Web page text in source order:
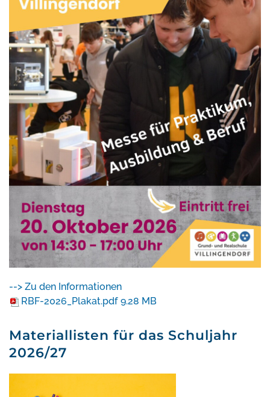
--> Zu den Informationen
RBF-2026_Plakat.pdf 9.28 MB
Materiallisten für das Schuljahr
2026/27